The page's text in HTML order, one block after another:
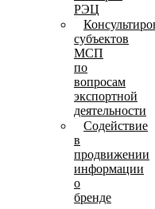
РЭЦ
субъектов
МСП
по
вопросам
экспортной
деятельности
Содействие
в
продвижении
информации
о
бренде